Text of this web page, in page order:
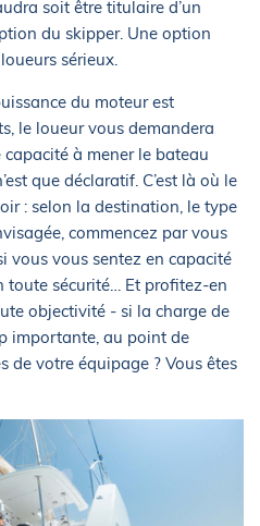
soit être titulaire d’un
du skipper. Une option
sérieux.
du moteur est
le loueur vous demandera
à mener le bateau
que déclaratif. C’est là où le
: selon la destination, le type
commencez par vous
vous vous sentez en capacité
toute sécurité… Et profitez-en
objectivité - si la charge de
importante, au point de
de votre équipage ? Vous êtes